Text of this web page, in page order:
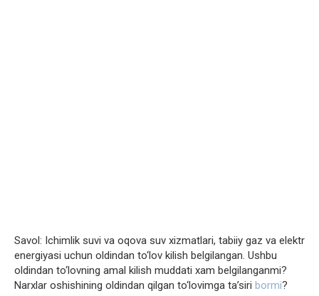
Savol: Ichimlik suvi va oqova suv xizmatlari, tabiiy gaz va elektr
energiyasi uchun oldindan to‘lov kilish belgilangan. Ushbu
oldindan to‘lovning amal kilish muddati xam belgilanganmi?
Narxlar oshishining oldindan qilgan to‘lovimga ta’siri bormi?